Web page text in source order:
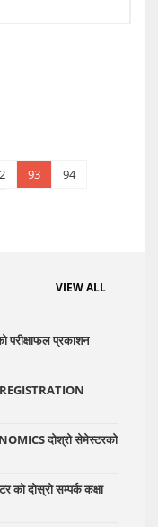
93
94
VIEW ALL
परीक्षाफल प्रकाशन
REGISTRATION
दोश्रो सेमेस्टरको
को दोस्रो सम्पर्क कक्षा